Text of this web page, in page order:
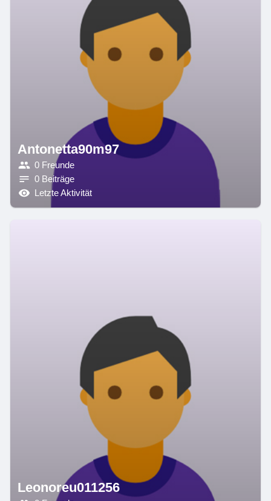
Antonetta90m97
0 Freunde
0 Beiträge
Letzte Aktivität
Leonoreu011256